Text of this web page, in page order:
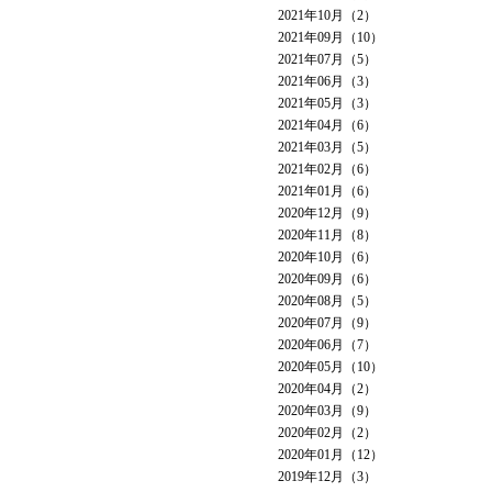
2021年10月（2）
2021年09月（10）
2021年07月（5）
2021年06月（3）
2021年05月（3）
2021年04月（6）
2021年03月（5）
2021年02月（6）
2021年01月（6）
2020年12月（9）
2020年11月（8）
2020年10月（6）
2020年09月（6）
2020年08月（5）
2020年07月（9）
2020年06月（7）
2020年05月（10）
2020年04月（2）
2020年03月（9）
2020年02月（2）
2020年01月（12）
2019年12月（3）